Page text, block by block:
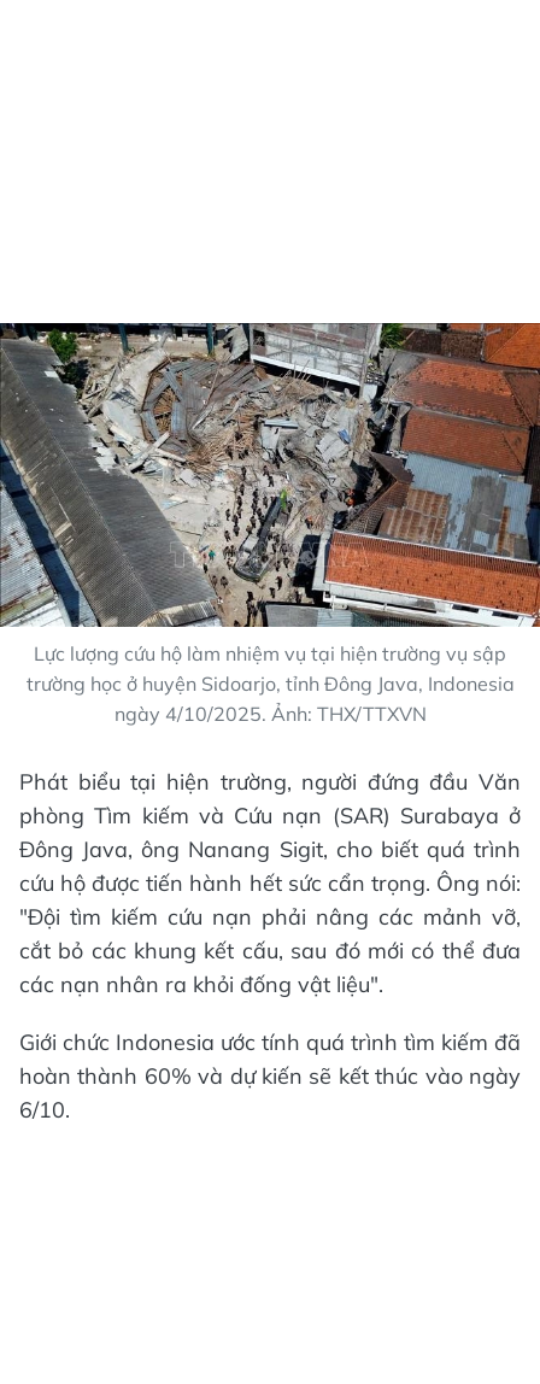
Lực lượng cứu hộ làm nhiệm vụ tại hiện trường vụ sập
trường học ở huyện Sidoarjo, tỉnh Đông Java, Indonesia
ngày 4/10/2025. Ảnh: THX/TTXVN
Phát biểu tại hiện trường, người đứng đầu Văn
phòng Tìm kiếm và Cứu nạn (SAR) Surabaya ở
Đông Java, ông Nanang Sigit, cho biết quá trình
cứu hộ được tiến hành hết sức cẩn trọng. Ông nói:
"Đội tìm kiếm cứu nạn phải nâng các mảnh vỡ,
cắt bỏ các khung kết cấu, sau đó mới có thể đưa
các nạn nhân ra khỏi đống vật liệu".
Giới chức Indonesia ước tính quá trình tìm kiếm đã
hoàn thành 60% và dự kiến sẽ kết thúc vào ngày
6/10.